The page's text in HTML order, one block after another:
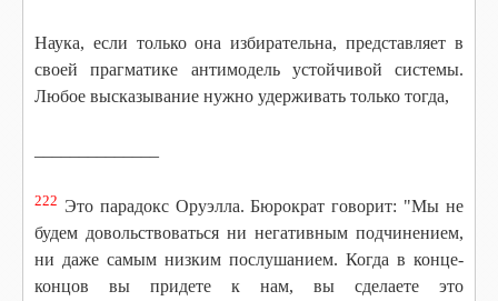
Наука, если только она избирательна, представляет в
своей прагматике антимодель устойчивой системы.
Любое высказывание нужно удерживать только тогда,
222 Это парадокс Оруэлла. Бюрократ говорит: "Мы не
будем довольствоваться ни негативным подчинением,
ни даже самым низким послушанием. Когда в конце-
концов вы придете к нам, вы сделаете это